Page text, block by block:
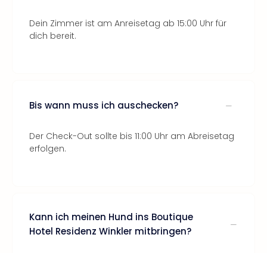
Dein Zimmer ist am Anreisetag ab 15:00 Uhr für
dich bereit.
Bis wann muss ich auschecken?
Der Check-Out sollte bis 11:00 Uhr am Abreisetag
erfolgen.
Kann ich meinen Hund ins Boutique
Hotel Residenz Winkler mitbringen?